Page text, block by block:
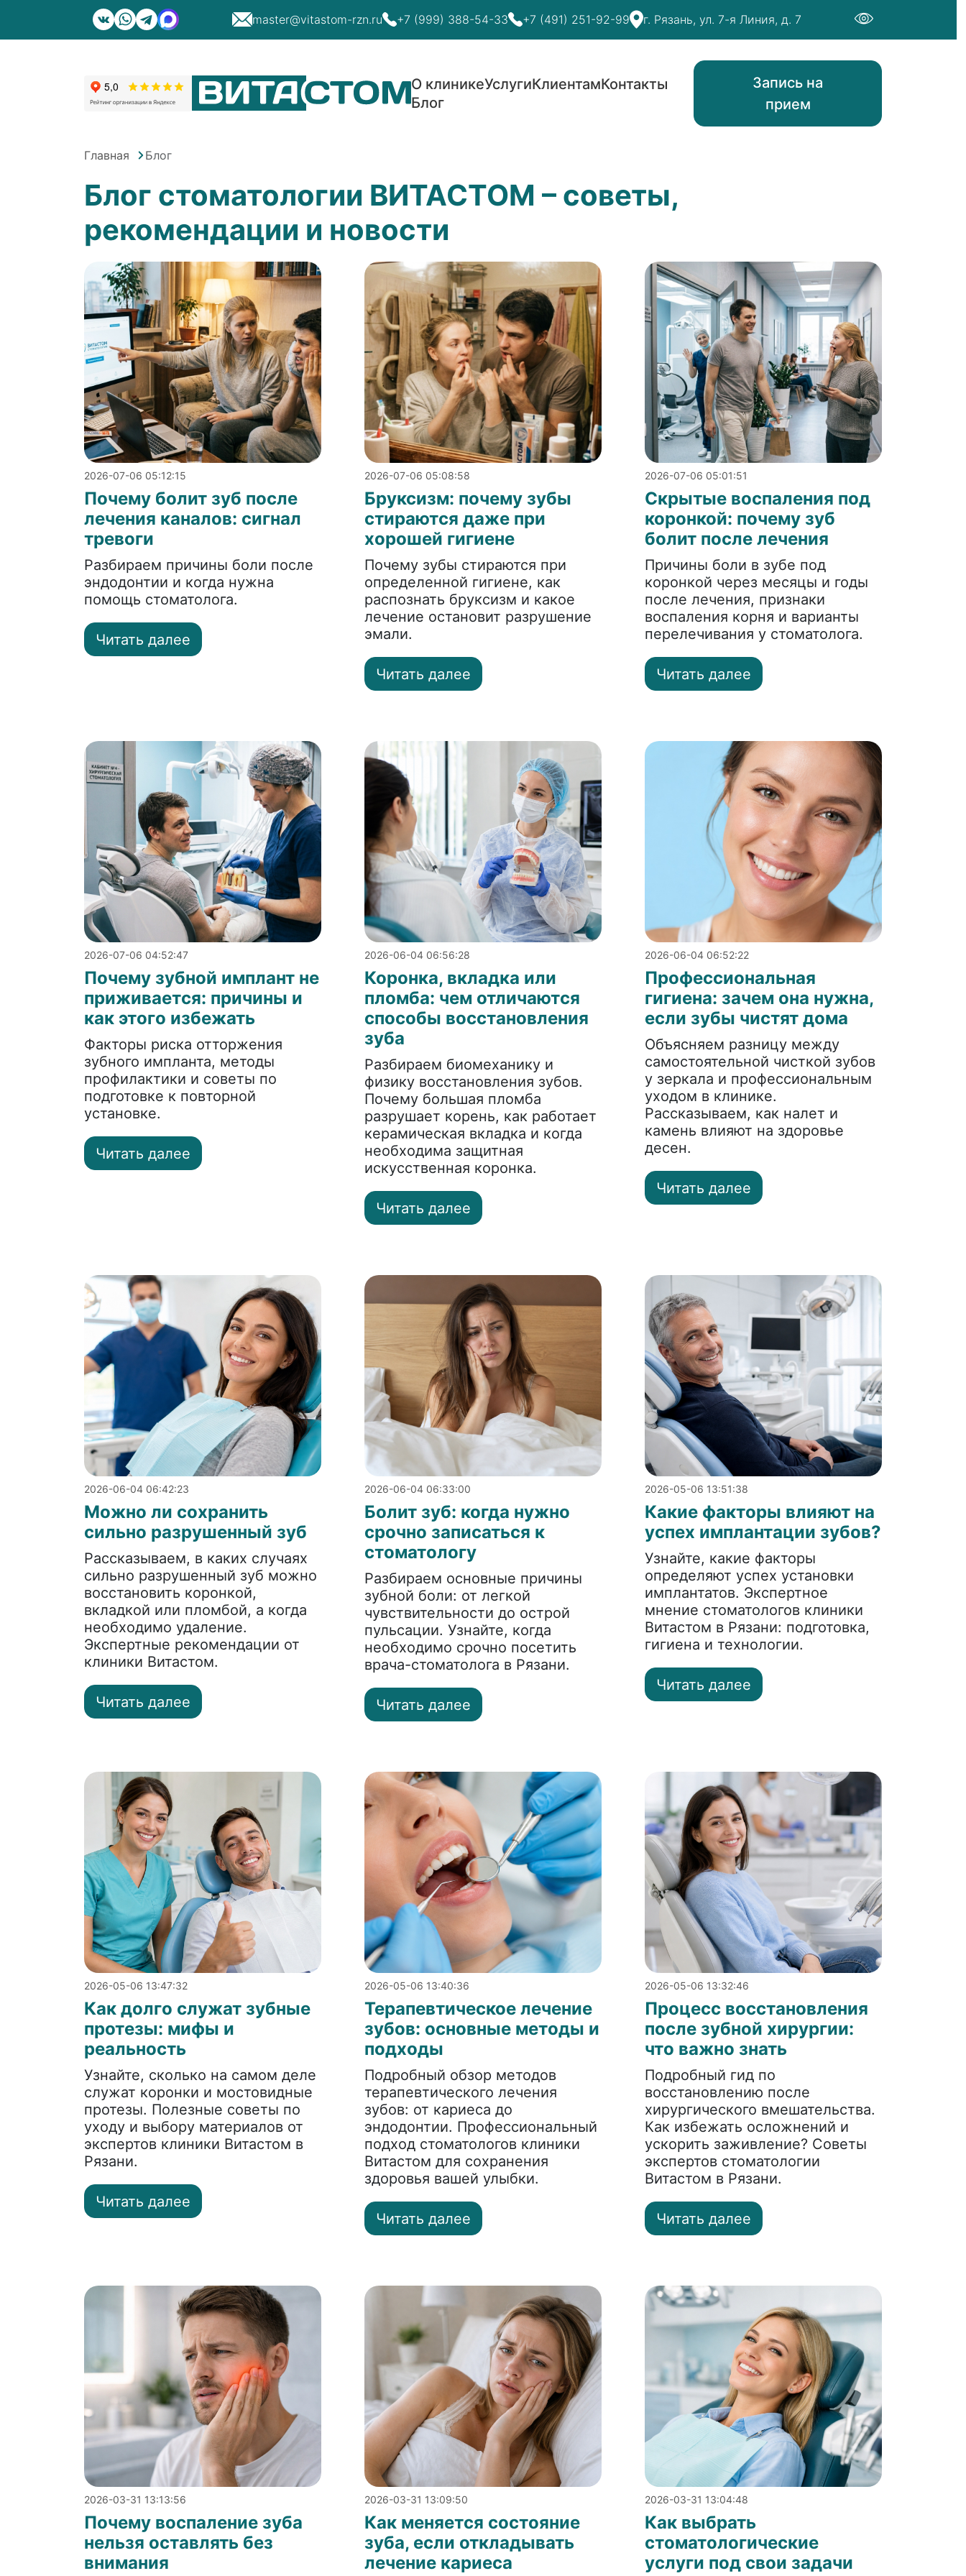
master@vitastom-rzn.ru +7 (999) 388-54-33 +7 (491) 251-92-99 г. Рязань, ул. 7-я Линия, д. 7
О клиникеУслугиКлиентамКонтакты
Блог
Запись на
прием
Главная Блог
Блог стоматологии ВИТАСТОМ – советы,
рекомендации и новости
2026-07-06 05:12:15
Почему болит зуб после
лечения каналов: сигнал
тревоги
Разбираем причины боли после
эндодонтии и когда нужна
помощь стоматолога.
Читать далее
2026-07-06 05:08:58
Бруксизм: почему зубы
стираются даже при
хорошей гигиене
Почему зубы стираются при
определенной гигиене, как
распознать бруксизм и какое
лечение остановит разрушение
эмали.
Читать далее
2026-07-06 05:01:51
Скрытые воспаления под
коронкой: почему зуб
болит после лечения
Причины боли в зубе под
коронкой через месяцы и годы
после лечения, признаки
воспаления корня и варианты
перелечивания у стоматолога.
Читать далее
2026-07-06 04:52:47
Почему зубной имплант не
приживается: причины и
как этого избежать
Факторы риска отторжения
зубного импланта, методы
профилактики и советы по
подготовке к повторной
установке.
Читать далее
2026-06-04 06:56:28
Коронка, вкладка или
пломба: чем отличаются
способы восстановления
зуба
Разбираем биомеханику и
физику восстановления зубов.
Почему большая пломба
разрушает корень, как работает
керамическая вкладка и когда
необходима защитная
искусственная коронка.
Читать далее
2026-06-04 06:52:22
Профессиональная
гигиена: зачем она нужна,
если зубы чистят дома
Объясняем разницу между
самостоятельной чисткой зубов
у зеркала и профессиональным
уходом в клинике.
Рассказываем, как налет и
камень влияют на здоровье
десен.
Читать далее
2026-06-04 06:42:23
Можно ли сохранить
сильно разрушенный зуб
Рассказываем, в каких случаях
сильно разрушенный зуб можно
восстановить коронкой,
вкладкой или пломбой, а когда
необходимо удаление.
Экспертные рекомендации от
клиники Витастом.
Читать далее
2026-06-04 06:33:00
Болит зуб: когда нужно
срочно записаться к
стоматологу
Разбираем основные причины
зубной боли: от легкой
чувствительности до острой
пульсации. Узнайте, когда
необходимо срочно посетить
врача-стоматолога в Рязани.
Читать далее
2026-05-06 13:51:38
Какие факторы влияют на
успех имплантации зубов?
Узнайте, какие факторы
определяют успех установки
имплантатов. Экспертное
мнение стоматологов клиники
Витастом в Рязани: подготовка,
гигиена и технологии.
Читать далее
2026-05-06 13:47:32
Как долго служат зубные
протезы: мифы и
реальность
Узнайте, сколько на самом деле
служат коронки и мостовидные
протезы. Полезные советы по
уходу и выбору материалов от
экспертов клиники Витастом в
Рязани.
Читать далее
2026-05-06 13:40:36
Терапевтическое лечение
зубов: основные методы и
подходы
Подробный обзор методов
терапевтического лечения
зубов: от кариеса до
эндодонтии. Профессиональный
подход стоматологов клиники
Витастом для сохранения
здоровья вашей улыбки.
Читать далее
2026-05-06 13:32:46
Процесс восстановления
после зубной хирургии:
что важно знать
Подробный гид по
восстановлению после
хирургического вмешательства.
Как избежать осложнений и
ускорить заживление? Советы
экспертов стоматологии
Витастом в Рязани.
Читать далее
2026-03-31 13:13:56
Почему воспаление зуба
нельзя оставлять без
внимания
2026-03-31 13:09:50
Как меняется состояние
зуба, если откладывать
лечение кариеса
2026-03-31 13:04:48
Как выбрать
стоматологические
услуги под свои задачи